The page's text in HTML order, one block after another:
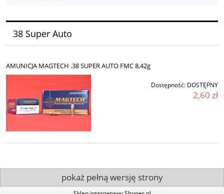
38 Super Auto
AMUNICJA MAGTECH .38 SUPER AUTO FMC 8,42g
Dostępność: DOSTĘPNY
2,60 zł
pokaż pełną wersję strony